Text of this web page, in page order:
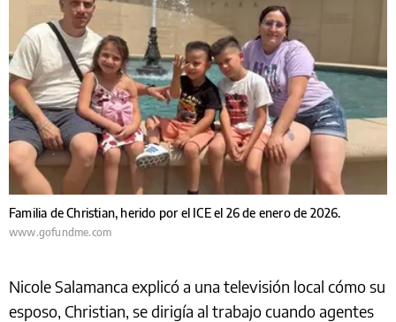
Familia de Christian, herido por el ICE el 26 de enero de 2026.
www.gofundme.com
Nicole Salamanca explicó a una televisión local cómo su
esposo, Christian, se dirigía al trabajo cuando agentes